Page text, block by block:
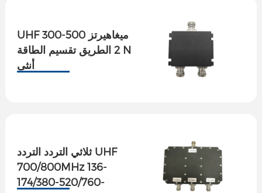
UHF 300-500 ميغاهيرتز
2 الطريق تقسيم الطاقة N
أنثى
ثلاثي التردد التردد UHF
700/800MHz 136-
174/380-520/760-